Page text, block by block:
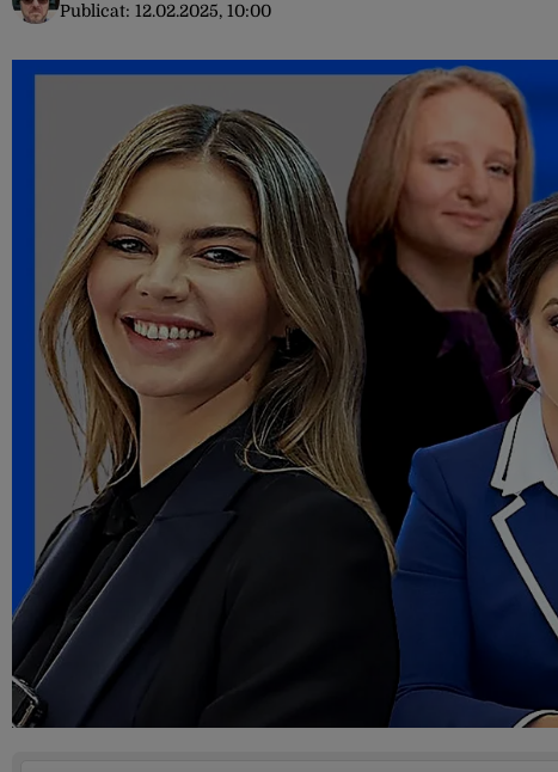
Publicat: 12.02.2025, 10:00